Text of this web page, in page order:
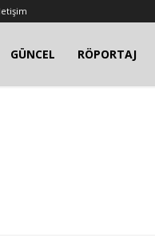
GÜNCEL RÖPORTAJ